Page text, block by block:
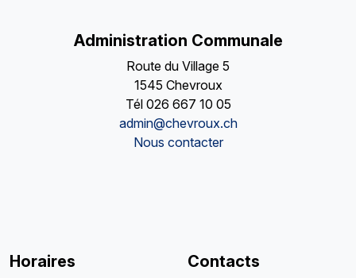
Administration Communale
Route du Village 5
1545 Chevroux
Tél 026 667 10 05
admin@chevroux.ch
Nous contacter
Horaires Contacts